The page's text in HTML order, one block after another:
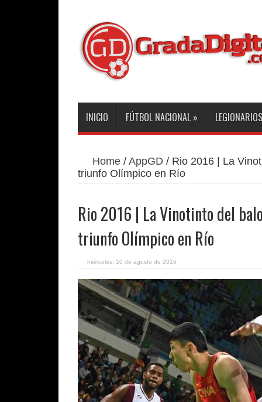
INICIO FÚTBOL NACIONAL » LEGIONARIOS
Home/ AppGD / Rio 2016 | La
triunfo Olímpico en Río
Rio 2016 | La Vinotinto del
triunfo Olímpico en Río
miércoles, 10 de agosto de 2016